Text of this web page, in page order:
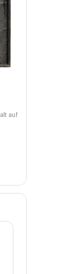
auf